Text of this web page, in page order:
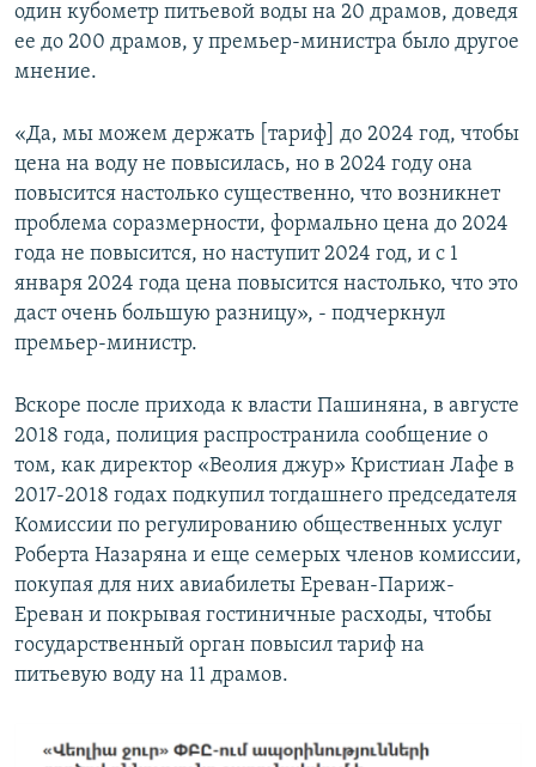
один кубометр питьевой воды на 20 драмов, доведя
ее до 200 драмов, у премьер-министра было другое
мнение.
«Да, мы можем держать [тариф] до 2024 год, чтобы
цена на воду не повысилась, но в 2024 году она
повысится настолько существенно, что возникнет
проблема соразмерности, формально цена до 2024
года не повысится, но наступит 2024 год, и с 1
января 2024 года цена повысится настолько, что это
даст очень большую разницу», - подчеркнул
премьер-министр.
Вскоре после прихода к власти Пашиняна, в августе
2018 года, полиция распространила сообщение о
том, как директор «Веолия джур» Кристиан Лафе в
2017-2018 годах подкупил тогдашнего председателя
Комиссии по регулированию общественных услуг
Роберта Назаряна и еще семерых членов комиссии,
покупая для них авиабилеты Ереван-Париж-
Ереван и покрывая гостиничные расходы, чтобы
государственный орган повысил тариф на
питьевую воду на 11 драмов.